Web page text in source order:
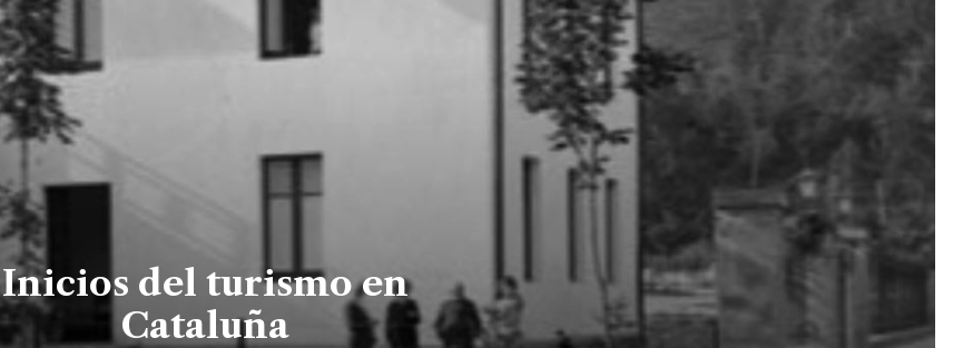
Inicios del turismo en
Cataluña